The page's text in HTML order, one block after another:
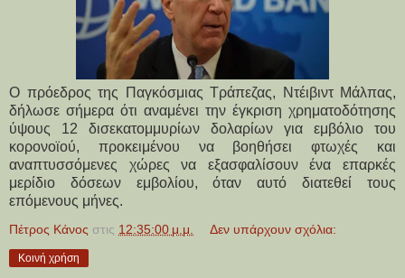
Ο πρόεδρος της Παγκόσμιας Τράπεζας, Ντέιβιντ Μάλπας,
δήλωσε σήμερα ότι αναμένει την έγκριση χρηματοδότησης
ύψους 12 δισεκατομμυρίων δολαρίων για εμβόλιο του
κορονοϊού, προκειμένου να βοηθήσει φτωχές και
αναπτυσσόμενες χώρες να εξασφαλίσουν ένα επαρκές
μερίδιο δόσεων εμβολίου, όταν αυτό διατεθεί τους
επόμενους μήνες.
Πέτρος Κάνος στις 12:35:00 μ.μ. Δεν υπάρχουν σχόλια:
Κοινή χρήση